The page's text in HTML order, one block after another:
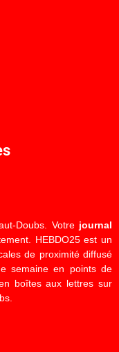
Doubs. Votre journal
HEBDO25 est un
de proximité diffusé
semaine en points de
boîtes aux lettres sur